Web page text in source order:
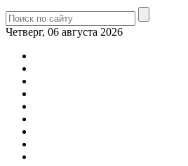
Четверг, 06 августа 2026